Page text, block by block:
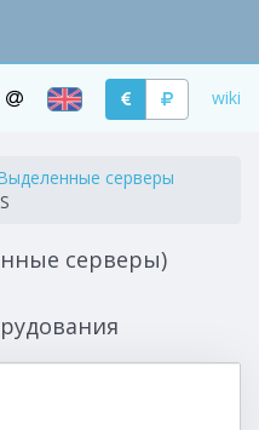
wiki
серверы
серверы)